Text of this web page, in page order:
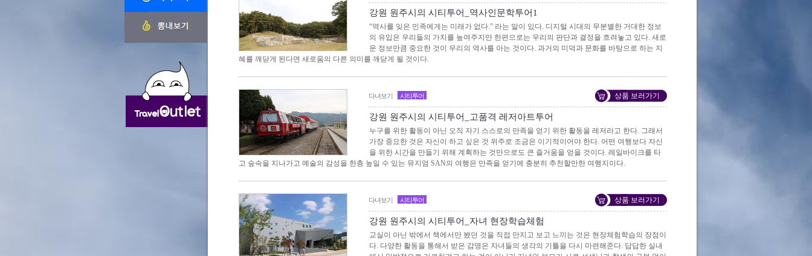
강원 원주시의 시티투어_역사인문학투어1
“역사를 잊은 민족에게는 미래가 없다.” 라는 말이 있다. 디지털 시대의 무분별한 거대한 정보
의 유입은 우리들의 가치를 높여주지만 한편으로는 우리의 판단과 결정을 흐려놓고 있다. 새로
운 정보만큼 중요한 것이 우리의 역사를 아는 것이다. 과거의 미덕과 문화를 바탕으로 하는 지
혜를 깨닫게 된다면 새로움의 다른 의미를 깨닫게 될 것이다.
다녀보기 시티투어
강원 원주시의 시티투어_고품격 레저아트투어
누구를 위한 활동이 아닌 오직 자기 스스로의 만족을 얻기 위한 활동을 레저라고 한다. 그래서
가장 중요한 것은 자신이 하고 싶은 것 위주로 조금은 이기적이어야 한다. 어떤 여행보다 자신
을 위한 시간을 만들기 위해 계획하는 것만으로도 큰 즐거움을 얻을 것이다. 레일바이크를 타
고 숲속을 지나가고 예술의 감성을 한층 높일 수 있는 뮤지엄 SAN의 여행은 만족을 얻기에 충분히 추천할만한 여행지이다.
상품 보러가기
다녀보기 시티투어
강원 원주시의 시티투어_자녀 현장학습체험
교실이 아닌 밖에서 책에서만 봤던 것을 직접 만지고 보고 느끼는 것은 현장체험학습의 장점이
다. 다양한 활동을 통해서 받은 감명은 자녀들의 생각의 기틀을 다시 마련해준다. 답답한 실내
상품 보러가기